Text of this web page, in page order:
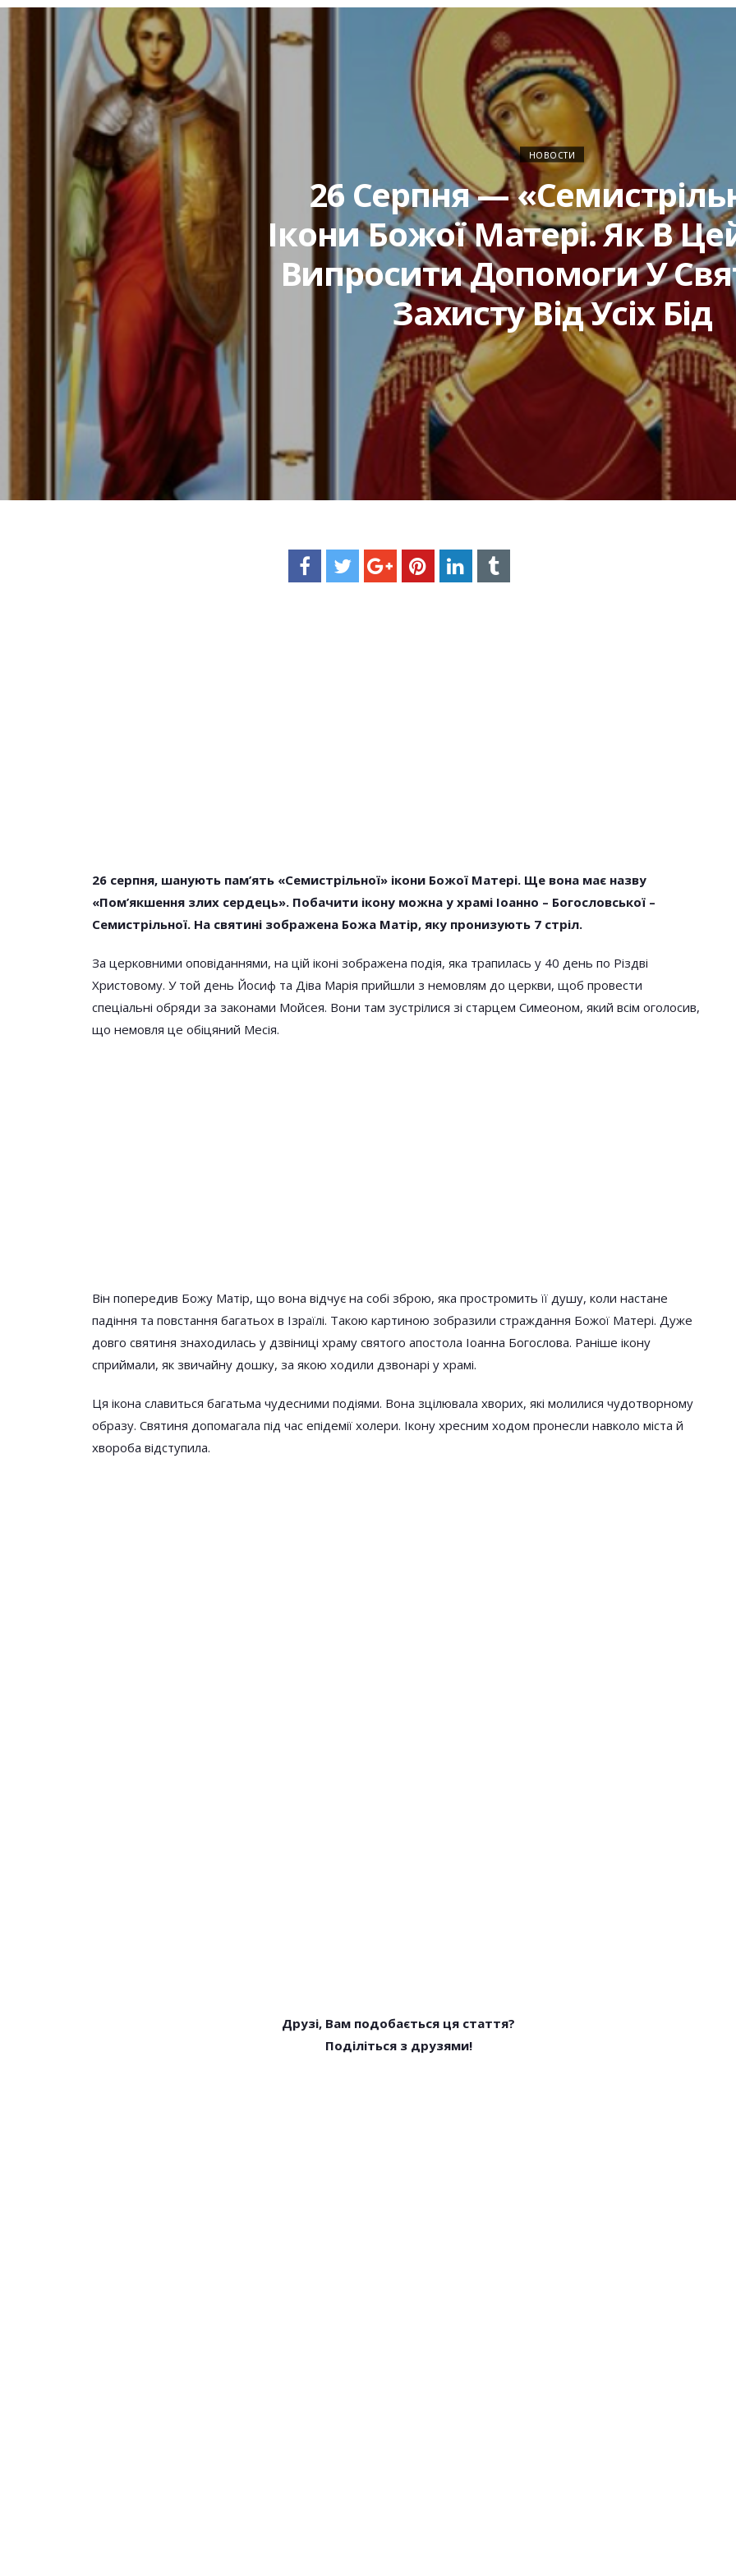
НОВОСТИ
26 Серпня —
Ікони Божої Матері. Як В
Випросити Допомоги У
Захисту Від Усіх Бід
26 серпня, шанують пам’ять «Семистрільної» ікони Божої Матері. Ще вона має назву
«Пом’якшення злих сердець». Побачити ікону можна у храмі Іоанно – Богословської –
Семистрільної. На святині зображена Божа Матір, яку пронизують 7 стріл.
За церковними оповіданнями, на цій іконі зображена подія, яка трапилась у 40 день по Різдві
Христовому. У той день Йосиф та Діва Марія прийшли з немовлям до церкви, щоб провести
спеціальні обряди за законами Мойсея. Вони там зустрілися зі старцем Симеоном, який всім оголосив,
що немовля це обіцяний Месія.
Він попередив Божу Матір, що вона відчує на собі зброю, яка простромить її душу, коли настане
падіння та повстання багатьох в Ізраїлі. Такою картиною зобразили страждання Божої Матері. Дуже
довго святиня знаходилась у дзвіниці храму святого апостола Іоанна Богослова. Раніше ікону
сприймали, як звичайну дошку, за якою ходили дзвонарі у храмі.
Ця ікона славиться багатьма чудесними подіями. Вона зцілювала хворих, які молилися чудотворному
образу. Святиня допомагала під час епідемії холери. Ікону хресним ходом пронесли навколо міста й
хвороба відступила.
Друзі, Вам подобається ця стаття?
Поділіться з друзями!
НОВОСТИ НОВОСТИ